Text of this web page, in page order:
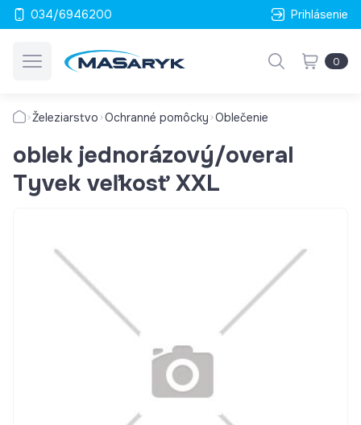
034/6946200 Prihlásenie
0
Železiarstvo Ochranné pomôcky Oblečenie
oblek jednorázový/overal
Tyvek veľkosť XXL